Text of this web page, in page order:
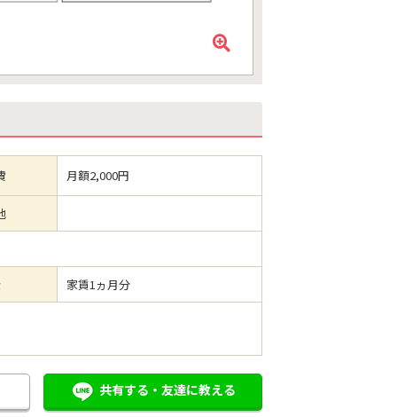
月額2,000円
家賃1ヵ月分
共有する・友達に教える